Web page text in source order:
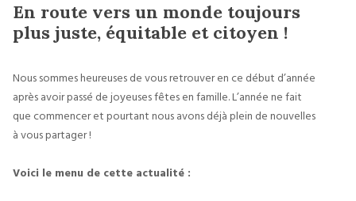
En route vers un monde toujours
plus juste, équitable et citoyen !
Nous sommes heureuses de vous retrouver en ce début d’année
après avoir passé de joyeuses fêtes en famille. L’année ne fait
que commencer et pourtant nous avons déjà plein de nouvelles
à vous partager !
Voici le menu de cette actualité :